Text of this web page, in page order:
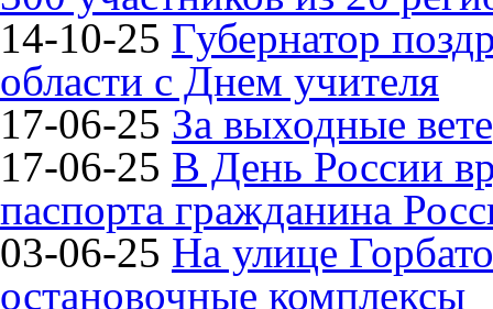
14-10-25 Губернатор
области с Днем учителя
17-06-25 За выходные
17-06-25 В День России
паспорта гражданина
03-06-25 На улице
остановочные комплексы